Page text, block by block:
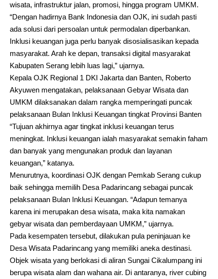
wisata, infrastruktur jalan, promosi, hingga program UMKM.
“Dengan hadirnya Bank Indonesia dan OJK, ini sudah pasti
ada solusi dari persoalan untuk permodalan diperbankan.
Inklusi keuangan juga perlu banyak disosialisasikan kepada
masyarakat. Arah ke depan, transaksi digital masyarakat
Kabupaten Serang lebih luas lagi,” ujarnya.
Kepala OJK Regional 1 DKI Jakarta dan Banten, Roberto
Akyuwen mengatakan, pelaksanaan Gebyar Wisata dan
UMKM dilaksanakan dalam rangka memperingati puncak
pelaksanaan Bulan Inklusi Keuangan tingkat Provinsi Banten
“Tujuan akhirnya agar tingkat inklusi keuangan terus
meningkat. Inklusi keuangan ialah masyarakat semakin faham
dan banyak yang mengunakan produk dan layanan
keuangan,” katanya.
Menurutnya, koordinasi OJK dengan Pemkab Serang cukup
baik sehingga memilih Desa Padarincang sebagai puncak
pelaksanaan Bulan Inklusi Keuangan. “Adapun temanya
karena ini merupakan desa wisata, maka kita namakan
gebyar wisata dan pemberdayaan UMKM,” ujarnya.
Pada kesempaten tersebut, dilakukan pula peninjauan ke
Desa Wisata Padarincang yang memiliki aneka destinasi.
Objek wisata yang berlokasi di aliran Sungai Cikalumpang ini
berupa wisata alam dan wahana air. Di antaranya, river cubing